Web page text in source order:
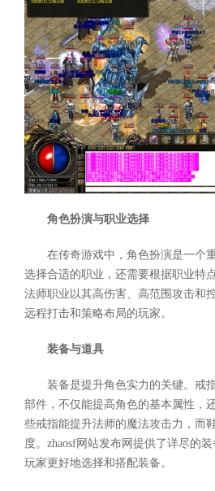
角色扮演与职业选择
在传奇游戏中，角色扮演是一个
选择合适的职业，还需要根据职业特
法师职业以其高伤害、高范围攻击和
远程打击和策略布局的玩家。
装备与道具
装备是提升角色实力的关键。戒
部件，不仅能提高角色的基本属性，
些戒指能提升法师的魔法攻击力，而
度。zhaosf网站发布网提供了详尽的
玩家更好地选择和搭配装备。